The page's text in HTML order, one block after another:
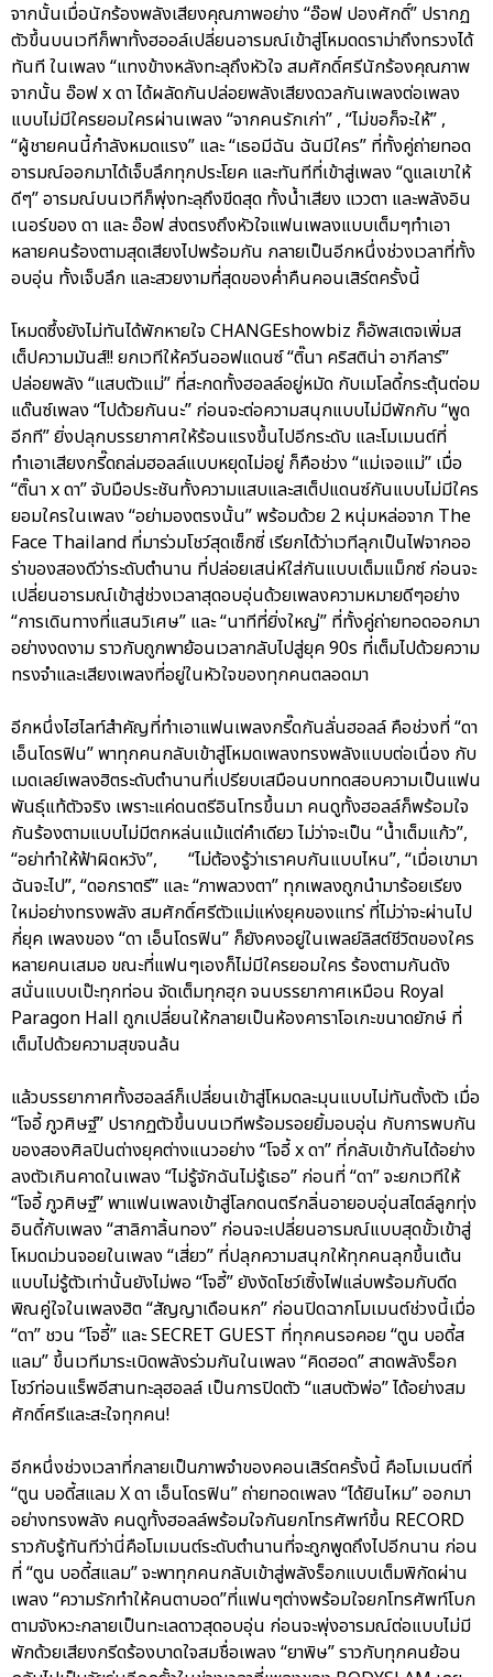
จากนั้นเมื่อนักร้องพลังเสียงคุณภาพอย่าง “อ๊อฟ ปองศักดิ์” ปรากฏ
ตัวขึ้นบนเวทีก็พาทั้งฮออล์เปลี่ยนอารมณ์เข้าสู่โหมดดราม่าถึงทรวงได้
ทันที ในเพลง “แทงข้างหลังทะลุถึงหัวใจ สมศักดิ์ศรีนักร้องคุณภาพ
จากนั้น อ๊อฟ x ดา ได้ผลัดกันปล่อยพลังเสียงดวลกันเพลงต่อเพลง
แบบไม่มีใครยอมใครผ่านเพลง “จากคนรักเก่า” , “ไม่ขอก็จะให้” ,
“ผู้ชายคนนี้กำลังหมดแรง” และ “เธอมีฉัน ฉันมีใคร” ที่ทั้งคู่ถ่ายทอด
อารมณ์ออกมาได้เจ็บลึกทุกประโยค และทันทีที่เข้าสู่เพลง “ดูแลเขาให้
ดีๆ” อารมณ์บนเวทีก็พุ่งทะลุถึงขีดสุด ทั้งน้ำเสียง แววตา และพลังอิน
เนอร์ของ ดา และ อ๊อฟ ส่งตรงถึงหัวใจแฟนเพลงแบบเต็มๆทำเอา
หลายคนร้องตามสุดเสียงไปพร้อมกัน กลายเป็นอีกหนึ่งช่วงเวลาที่ทั้ง
อบอุ่น ทั้งเจ็บลึก และสวยงามที่สุดของค่ำคืนคอนเสิร์ตครั้งนี้
โหมดซึ้งยังไม่ทันได้พักหายใจ CHANGEshowbiz ก็อัพสเตจเพิ่มส
เต็ปความมันส์!! ยกเวทีให้ควีนออฟแดนซ์ “ติ๊นา คริสติน่า อากีลาร์”
ปล่อยพลัง “แสบตัวแม่” ที่สะกดทั้งฮอลล์อยู่หมัด กับเมโลดี้กระตุ้นต่อม
แด๊นซ์เพลง “ไปด้วยกันนะ” ก่อนจะต่อความสนุกแบบไม่มีพักกับ “พูด
อีกที” ยิ่งปลุกบรรยากาศให้ร้อนแรงขึ้นไปอีกระดับ และโมเมนต์ที่
ทำเอาเสียงกรี๊ดถล่มฮอลล์แบบหยุดไม่อยู่ ก็คือช่วง “แม่เจอแม่” เมื่อ
“ติ๊นา x ดา” จับมือประชันทั้งความแสบและสเต็ปแดนซ์กันแบบไม่มีใคร
ยอมใครในเพลง “อย่ามองตรงนั้น” พร้อมด้วย 2 หนุ่มหล่อจาก The
Face Thailand ที่มาร่วมโชว์สุดเซ็กซี่ เรียกได้ว่าเวทีลุกเป็นไฟจากออ
ร่าของสองดีว่าระดับตำนาน ที่ปล่อยเสน่ห์ใส่กันแบบเต็มแม็กซ์ ก่อนจะ
เปลี่ยนอารมณ์เข้าสู่ช่วงเวลาสุดอบอุ่นด้วยเพลงความหมายดีๆอย่าง
“การเดินทางที่แสนวิเศษ” และ “นาทีที่ยิ่งใหญ่” ที่ทั้งคู่ถ่ายทอดออกมา
อย่างงดงาม ราวกับถูกพาย้อนเวลากลับไปสู่ยุค 90s ที่เต็มไปด้วยความ
ทรงจำและเสียงเพลงที่อยู่ในหัวใจของทุกคนตลอดมา
อีกหนึ่งไฮไลท์สำคัญที่ทำเอาแฟนเพลงกรี๊ดกันลั่นฮอลล์ คือช่วงที่ “ดา
เอ็นโดรฟิน” พาทุกคนกลับเข้าสู่โหมดเพลงทรงพลังแบบต่อเนื่อง กับ
เมดเลย์เพลงฮิตระดับตำนานที่เปรียบเสมือนบททดสอบความเป็นแฟน
พันธุ์แท้ตัวจริง เพราะแค่ดนตรีอินโทรขึ้นมา คนดูทั้งฮอลล์ก็พร้อมใจ
กันร้องตามแบบไม่มีตกหล่นแม้แต่คำเดียว ไม่ว่าจะเป็น “น้ำเต็มแก้ว”,
“อย่าทำให้ฟ้าผิดหวัง”, “ไม่ต้องรู้ว่าเราคบกันแบบไหน”, “เมื่อเขามา
ฉันจะไป”, “ดอกราตรี” และ “ภาพลวงตา” ทุกเพลงถูกนำมาร้อยเรียง
ใหม่อย่างทรงพลัง สมศักดิ์ศรีตัวแม่แห่งยุคของแทร่ ที่ไม่ว่าจะผ่านไป
กี่ยุค เพลงของ “ดา เอ็นโดรฟิน” ก็ยังคงอยู่ในเพลย์ลิสต์ชีวิตของใคร
หลายคนเสมอ ขณะที่แฟนๆเองก็ไม่มีใครยอมใคร ร้องตามกันดัง
สนั่นแบบเป๊ะทุกท่อน จัดเต็มทุกฮุก จนบรรยากาศเหมือน Royal
Paragon Hall ถูกเปลี่ยนให้กลายเป็นห้องคาราโอเกะขนาดยักษ์ ที่
เต็มไปด้วยความสุขจนล้น
แล้วบรรยากาศทั้งฮอลล์ก็เปลี่ยนเข้าสู่โหมดละมุนแบบไม่ทันตั้งตัว เมื่อ
“โจอี้ ภูวศิษฐ์” ปรากฏตัวขึ้นบนเวทีพร้อมรอยยิ้มอบอุ่น กับการพบกัน
ของสองศิลปินต่างยุคต่างแนวอย่าง “โจอี้ x ดา” ที่กลับเข้ากันได้อย่าง
ลงตัวเกินคาดในเพลง “ไม่รู้จักฉันไม่รู้เธอ” ก่อนที่ “ดา” จะยกเวทีให้
“โจอี้ ภูวศิษฐ์” พาแฟนเพลงเข้าสู่โลกดนตรีกลิ่นอายอบอุ่นสไตล์ลูกทุ่ง
อินดี้กับเพลง “สาลิกาลิ้นทอง” ก่อนจะเปลี่ยนอารมณ์แบบสุดขั้วเข้าสู่
โหมดม่วนจอยในเพลง “เสี่ยว” ที่ปลุกความสนุกให้ทุกคนลุกขึ้นเต้น
แบบไม่รู้ตัวเท่านั้นยังไม่พอ “โจอี้” ยังงัดโชว์เซิ้งไฟแล่บพร้อมกับดีด
พิณคู่ใจในเพลงฮิต “สัญญาเดือนหก” ก่อนปิดฉากโมเมนต์ช่วงนี้เมื่อ
“ดา” ชวน “โจอี้” และ SECRET GUEST ที่ทุกคนรอคอย “ตูน บอดี้ส
แลม” ขึ้นเวทีมาระเบิดพลังร่วมกันในเพลง “คิดฮอด” สาดพลังร็อก
โชว์ท่อนแร็พอีสานทะลุฮอลล์ เป็นการปิดตัว “แสบตัวพ่อ” ได้อย่างสม
ศักดิ์ศรีและสะใจทุกคน!
อีกหนึ่งช่วงเวลาที่กลายเป็นภาพจำของคอนเสิร์ตครั้งนี้ คือโมเมนต์ที่
“ตูน บอดี้สแลม X ดา เอ็นโดรฟิน” ถ่ายทอดเพลง “ได้ยินไหม” ออกมา
อย่างทรงพลัง คนดูทั้งฮอลล์พร้อมใจกันยกโทรศัพท์ขึ้น RECORD
ราวกับรู้ทันทีว่านี่คือโมเมนต์ระดับตำนานที่จะถูกพูดถึงไปอีกนาน ก่อน
ที่ “ตูน บอดี้สแลม” จะพาทุกคนกลับเข้าสู่พลังร็อกแบบเต็มพิกัดผ่าน
เพลง “ความรักทำให้คนตาบอด”ที่แฟนๆต่างพร้อมใจยกโทรศัพท์โบก
ตามจังหวะกลายเป็นทะเลดาวสุดอบอุ่น ก่อนจะพุ่งอารมณ์ต่อแบบไม่มี
พักด้วยเสียงกรีดร้องบาดใจสมชื่อเพลง “ยาพิษ” ราวกับทุกคนย้อน